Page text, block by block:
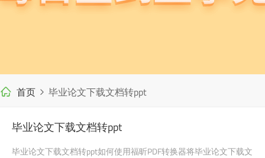
首页 毕业论文下载文档转ppt
毕业论文下载文档转ppt
毕业论文下载文档转ppt如何使用福昕PDF转换器将毕业论文下载文